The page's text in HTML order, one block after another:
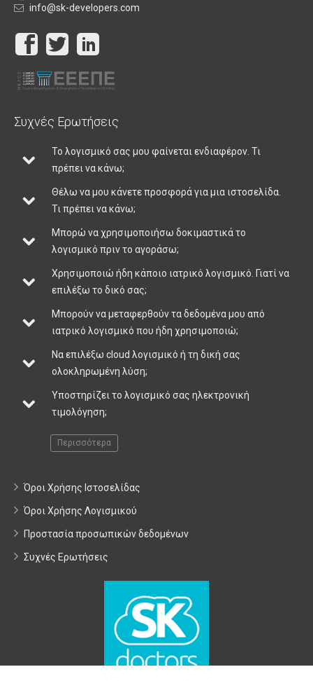
info@sk-developers.com
Συχνές Ερωτήσεις
Το λογισμικό σας μου φαίνεται ενδιαφέρον. Τι
πρέπει να κάνω;
Θέλω να μου κάνετε προσφορά για μια ιστοσελίδα.
Τι πρέπει να κάνω;
Μπορώ να χρησιμοποιήσω δοκιμαστικά το
λογισμικό πριν το αγοράσω;
Χρησιμοποιώ ήδη κάποιο ιατρικό λογισμικό. Γιατί να
επιλέξω το δικό σας;
Μπορούν να μεταφερθούν τα δεδομένα μου από
ιατρικό λογισμικό που ήδη χρησιμοποιώ;
Να επιλέξω cloud λογισμικό ή τη δική σας
ολοκληρωμένη λύση;
Υποστηρίζει το λογισμικό σας ηλεκτρονική
τιμολόγηση;
Περισσότερα
Όροι Χρήσης Ιστοσελίδας
Όροι Χρήσης Λογισμικού
Προστασία προσωπικών δεδομένων
Συχνές Ερωτήσεις